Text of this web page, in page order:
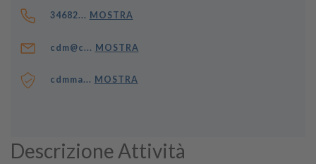
34682... MOSTRA
cdm@c... MOSTRA
cdmma... MOSTRA
Descrizione Attività